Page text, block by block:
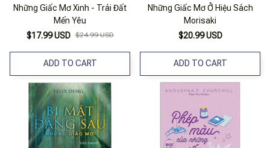
Những Giấc Mơ Xinh - Trái Đất
Mến Yêu
$17.99 USD $24.99 USD
ADD TO CART
Những Giấc Mơ Ở Hiệu Sách
Morisaki
$20.99 USD
ADD TO CART